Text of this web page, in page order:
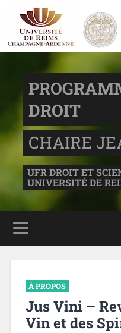
DROIT
CHAIRE
UFR DROIT ET
UNIVERSITÉ DE
À PROPOS
Jus Vini –
Vin et des